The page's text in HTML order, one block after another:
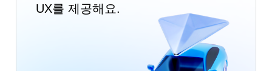
UX를 제공해요.